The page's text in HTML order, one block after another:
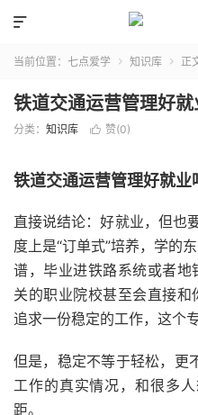

当前位置： 七点爱学  知识库  正
铁道交通运营管理好就
分类： 知识库  赞(0)
铁道交通运营管理好就业
直接说结论：好就业，但也
度上是“订单式”培养，学的
谱，毕业进铁路系统或者
关的职业院校甚至会直接
追求一份稳定的工作，这个
但是，稳定不等于轻松，更
工作的真实情况，和很多
距。